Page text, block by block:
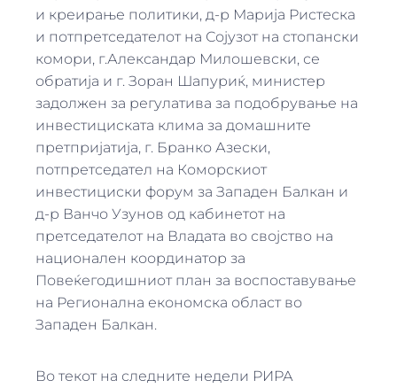
и креирање политики, д-р Марија Ристеска
и потпретседателот на Сојузот на стопански
комори, г.Александар Милошевски, се
обратија и г. Зоран Шапуриќ, министер
задолжен за регулатива за подобрување на
инвестициската клима за домашните
претпријатија, г. Бранко Азески,
потпретседател на Коморскиот
инвестициски форум за Западен Балкан и
д-р Ванчо Узунов од кабинетот на
претседателот на Владата во својство на
национален координатор за
Повеќегодишниот план за воспоставување
на Регионална економска област во
Западен Балкан.
Во текот на следните недели РИРА